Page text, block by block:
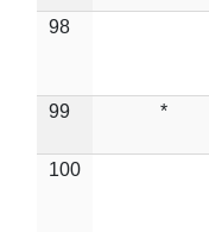
98
99 *
100